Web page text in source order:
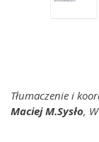
Tłumaczenie i
Maciej M.Sysło,